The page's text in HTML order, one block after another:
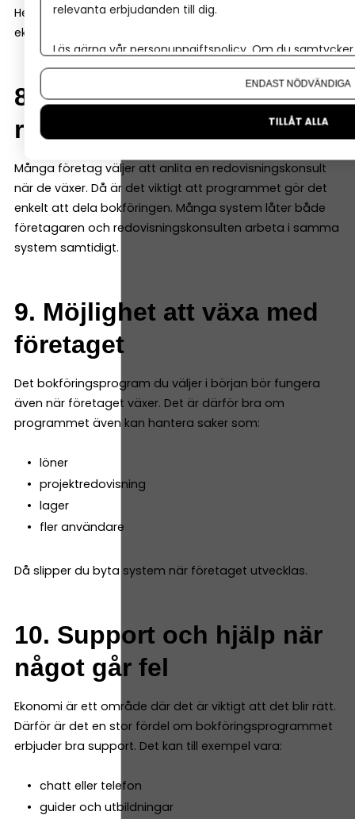
Helst ska de vara enkla att läsa även för den som inte är
ekonom.
8. Samarbete med
redovisningskonsult
Många företag väljer att anlita en redovisningskonsult
när de växer. Då är det viktigt att programmet gör det
enkelt att dela bokföringen. Många system låter både
företagaren och redovisningskonsulten arbeta i samma
system samtidigt.
9. Möjlighet att växa med
företaget
Det bokföringsprogram du väljer i början bör fungera
även när företaget växer. Det är därför bra om
programmet även kan hantera saker som:
löner
projektredovisning
lager
fler användare
Då slipper du byta system när företaget utvecklas.
10. Support och hjälp när
något går fel
Ekonomi är ett område där det är viktigt att det blir rätt.
Därför är det en stor fördel om bokföringsprogrammet
erbjuder bra support. Det kan till exempel vara:
chatt eller telefon
guider och utbildningar
relevanta erbjudanden till dig.
Läs gärna vår personuppgiftspolicy. Om du
Om du vill ändra ditt val i efterhand hittar du den
ENDAST NÖDVÄNDIGA
TILLÅT ALLA